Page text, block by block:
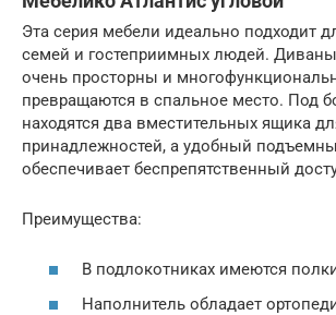
Эта серия мебели идеально подходит
семей и гостеприимных людей.
очень просторны и
превращаются в спальное место. Под
находятся два вместительных ящика
принадлежностей, а удобный
обеспечивает беспрепятственный
Преимущества:
В подлокотниках имеются
Наполнитель обладает